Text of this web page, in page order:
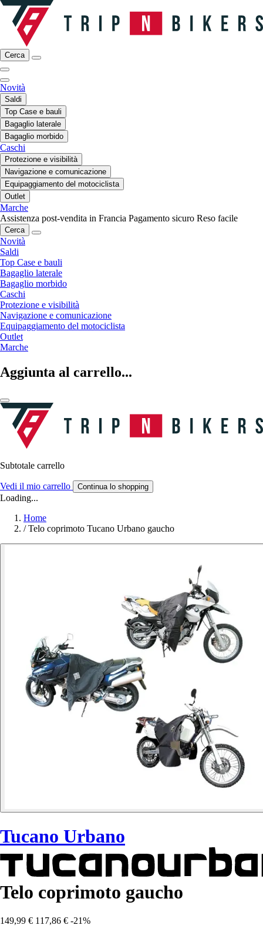
Cerca
Novità
Saldi
Top Case e bauli
Bagaglio laterale
Bagaglio morbido
Caschi
Protezione e visibilità
Navigazione e comunicazione
Equipaggiamento del motociclista
Outlet
Marche
Assistenza post-vendita in Francia Pagamento sicuro Reso facile
Cerca
Novità
Saldi
Top Case e bauli
Bagaglio laterale
Bagaglio morbido
Caschi
Protezione e visibilità
Navigazione e comunicazione
Equipaggiamento del motociclista
Outlet
Marche
Aggiunta al carrello...
Subtotale carrello
Vedi il mio carrello Continua lo shopping
Loading...
Home
/ Telo coprimoto Tucano Urbano gaucho
Tucano Urbano
Telo coprimoto gaucho
149,99 € 117,86 € -21%